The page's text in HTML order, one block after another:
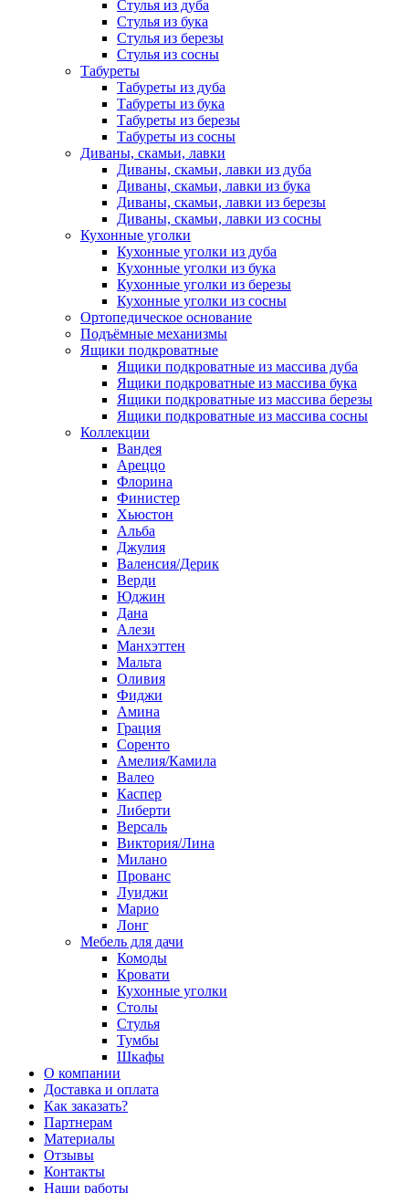
Стулья из дуба
Стулья из бука
Стулья из березы
Стулья из сосны
Табуреты
Табуреты из дуба
Табуреты из бука
Табуреты из березы
Табуреты из сосны
Диваны, скамьи, лавки
Диваны, скамьи, лавки из дуба
Диваны, скамьи, лавки из бука
Диваны, скамьи, лавки из березы
Диваны, скамьи, лавки из сосны
Кухонные уголки
Кухонные уголки из дуба
Кухонные уголки из бука
Кухонные уголки из березы
Кухонные уголки из сосны
Ортопедическое основание
Подъёмные механизмы
Ящики подкроватные
Ящики подкроватные из массива дуба
Ящики подкроватные из массива бука
Ящики подкроватные из массива березы
Ящики подкроватные из массива сосны
Коллекции
Вандея
Ареццо
Флорина
Финистер
Хьюстон
Альба
Джулия
Валенсия/Дерик
Верди
Юджин
Дана
Алези
Манхэттен
Мальта
Оливия
Фиджи
Амина
Грация
Соренто
Амелия/Камила
Валео
Каспер
Либерти
Версаль
Виктория/Лина
Милано
Прованс
Луиджи
Марио
Лонг
Мебель для дачи
Комоды
Кровати
Кухонные уголки
Столы
Стулья
Тумбы
Шкафы
О компании
Доставка и оплата
Как заказать?
Партнерам
Материалы
Отзывы
Контакты
Наши работы